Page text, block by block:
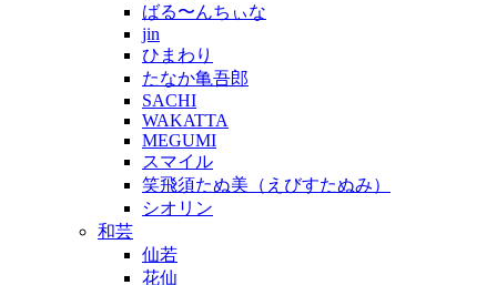
ばる〜んちぃな
jin
ひまわり
たなか亀吾郎
SACHI
WAKATTA
MEGUMI
スマイル
笑飛須たぬ美（えびすたぬみ）
シオリン
和芸
仙若
花仙